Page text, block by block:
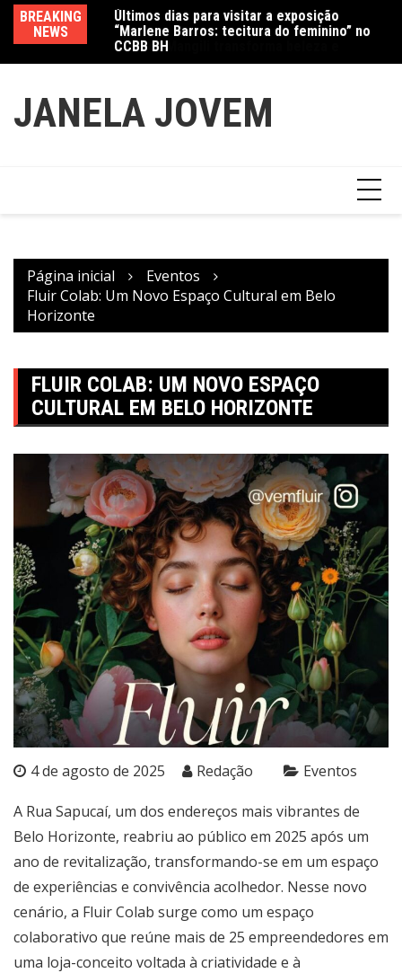
conteúdo
BREAKING
NEWS
CCBB BH
Amanda Mangili transforma beleza e
inclusão em conexão real nas redes
JANELA JOVEM
Página inicial
Eventos
Fluir Colab: Um Novo Espaço Cultural em Belo
Horizonte
FLUIR COLAB: UM NOVO ESPAÇO
CULTURAL EM BELO HORIZONTE
4 de agosto de 2025 Redação Eventos
A Rua Sapucaí, um dos endereços mais vibrantes de
Belo Horizonte, reabriu ao público em 2025 após um
ano de revitalização, transformando-se em um espaço
de experiências e convivência acolhedor. Nesse novo
cenário, a Fluir Colab surge como um espaço
colaborativo que reúne mais de 25 empreendedores em
uma loja-conceito voltada à criatividade e à